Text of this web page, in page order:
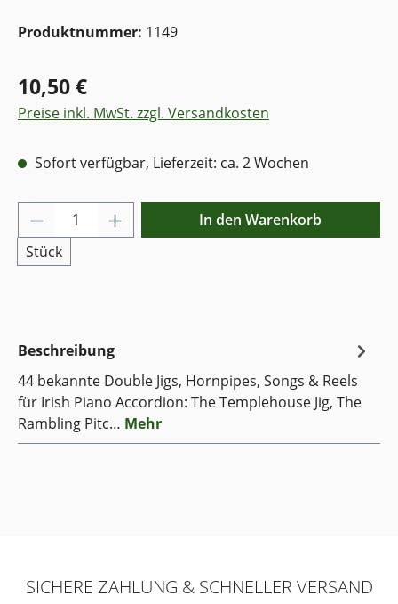
Produktnummer: 1149
10,50 €
Preise inkl. MwSt. zzgl. Versandkosten
Sofort verfügbar, Lieferzeit: ca. 2 Wochen
Produkt Anzahl: Gib den gewünschten
Stück
In den Warenkorb
Beschreibung
44 bekannte Double Jigs, Hornpipes, Songs & Reels
für Irish Piano Accordion: The Templehouse Jig, The
Rambling Pitc… Mehr
SICHERE ZAHLUNG & SCHNELLER VERSAND